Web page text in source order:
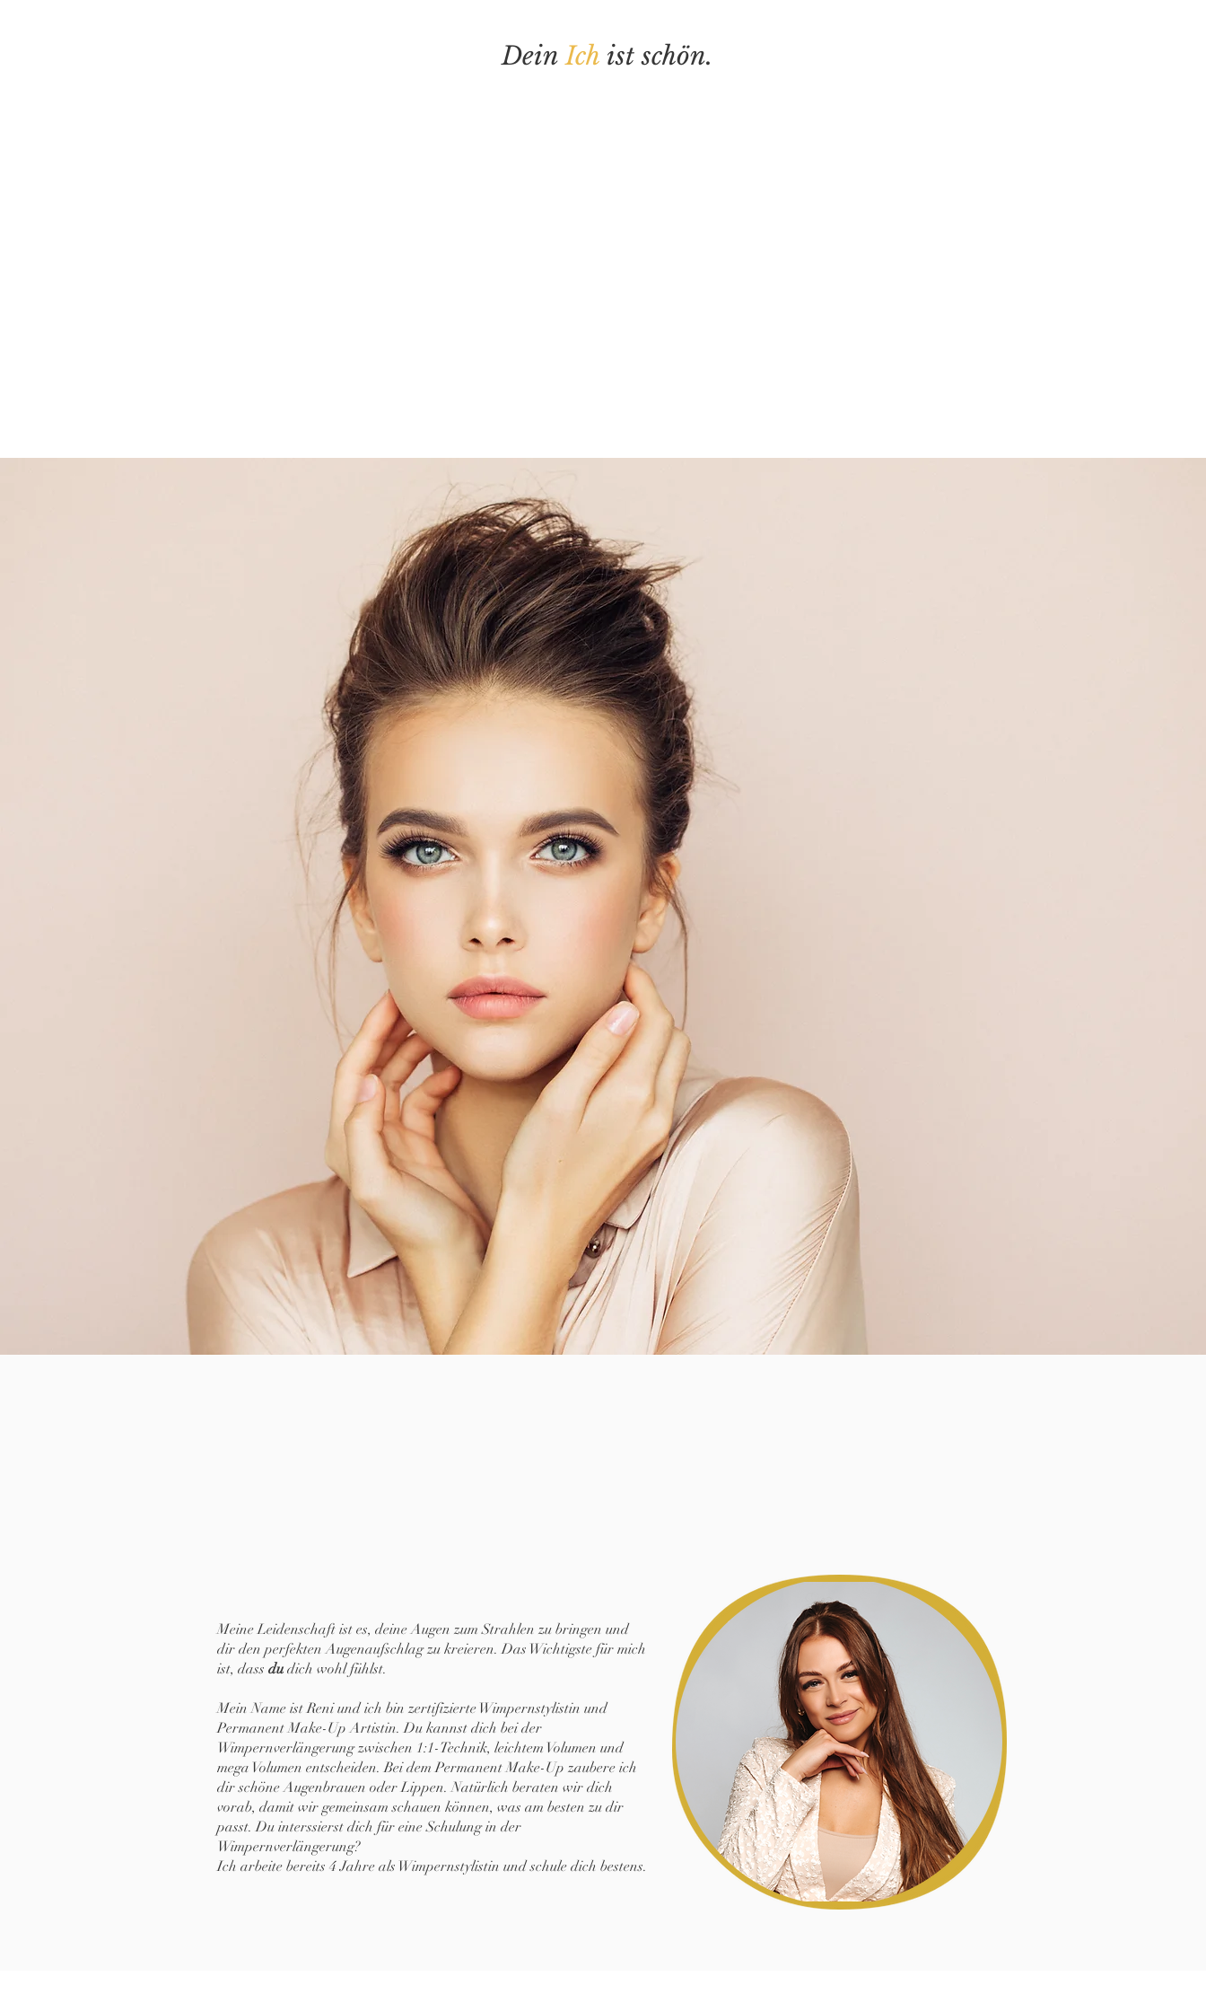
DeinIch ist schön.
Meine Leidenschaft ist es, deine Augen zum Strahlen zu bringen und
dir den perfekten Augenaufschlag zu kreieren. Das Wichtigste für mich
ist, dass du dich wohl fühlst.
Mein Name ist Reni und ich bin zertifizierte Wimpernstylistin und
Permanent Make-Up Artistin. Du kannst dich bei der
Wimpernverlängerung zwischen 1:1-Technik, leichtem Volumen und
mega Volumen entscheiden. Bei dem Permanent Make-Up zaubere ich
dir schöne Augenbrauen oder Lippen. Natürlich beraten wir dich
vorab, damit wir gemeinsam schauen können, was am besten zu dir
passt. Du interssierst dich für eine Schulung in der
Wimpernverlängerung?
Ich arbeite bereits 4 Jahre als Wimpernstylistin und schule dich bestens.